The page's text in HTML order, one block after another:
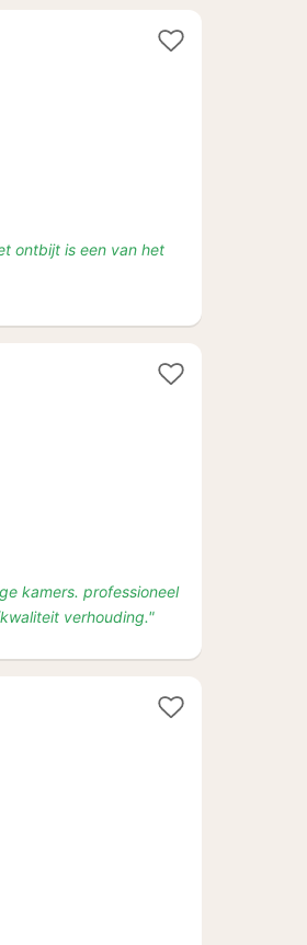
ontbijt is een van het
kamers. professioneel
verhouding."